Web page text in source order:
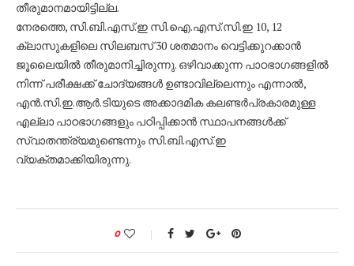
തീരുമാനമായിട്ടില്ല.
നേരത്തെ, സി.ബി.എസ്.ഇ സി.ഐ.എസ്.സി.ഇ 10, 12
ക്ലാസുകളിലെ സിലബസ് 30 ശതമാനം വെട്ടിക്കുറക്കാന്‍
ജൂലൈയില്‍ തീരുമാനിച്ചിരുന്നു. ഒഴിവാക്കുന്ന പാഠഭാഗങ്ങളില്‍
നിന്ന് പരീക്ഷക്ക് ചോദ്യങ്ങള്‍ ഉണ്ടാവില്ലെന്നും എന്നാല്‍,
എന്‍.സി.ഇ.ആര്‍.ടിയുടെ അക്കാദമിക കലണ്ടര്‍പ്രകാരമുള്ള
എല്ലാ പാഠഭാഗങ്ങളും പഠിപ്പിക്കാന്‍ സ്ഥാപനങ്ങള്‍ക്ക്
സ്വാതന്ത്ര്യമുണ്ടെന്നും സി.ബി.എസ്.ഇ
വ്യക്തമാക്കിയിരുന്നു.
0